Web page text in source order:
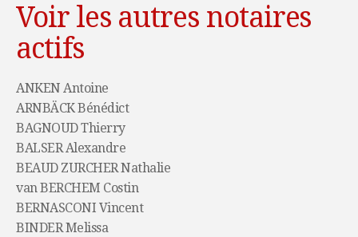
Voir les autres notaires
actifs
ANKEN Antoine
ARNBÄCK Bénédict
BAGNOUD Thierry
BALSER Alexandre
BEAUD ZURCHER Nathalie
van BERCHEM Costin
BERNASCONI Vincent
BINDER Melissa